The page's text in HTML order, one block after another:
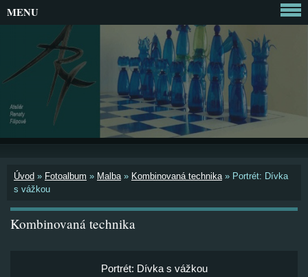
Úvod » Fotoalbum » Malba» Kombinovaná technika» Portrét: Dívka
s vážkou
Kombinovaná technika
Portrét: Dívka s vážkou
MENU